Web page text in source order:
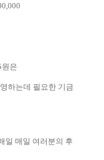
원은
하는데 필요한 기금
일 매일 여러분의 후